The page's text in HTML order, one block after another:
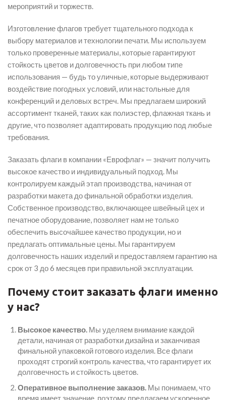
мероприятий и торжеств.
Изготовление флагов требует тщательного подхода к
выбору материалов и технологии печати. Мы используем
только проверенные материалы, которые гарантируют
стойкость цветов и долговечность при любом типе
использования — будь то уличные, которые выдерживают
воздействие погодных условий, или настольные для
конференций и деловых встреч. Мы предлагаем широкий
ассортимент тканей, таких как полиэстер, флажная ткань и
другие, что позволяет адаптировать продукцию под любые
требования.
Заказать флаги в компании «Еврофлаг» — значит получить
высокое качество и индивидуальный подход. Мы
контролируем каждый этап производства, начиная от
разработки макета до финальной обработки изделия.
Собственное производство, включающее швейный цех и
печатное оборудование, позволяет нам не только
обеспечить высочайшее качество продукции, но и
предлагать оптимальные цены. Мы гарантируем
долговечность наших изделий и предоставляем гарантию на
срок от 3 до 6 месяцев при правильной эксплуатации.
Почему стоит заказать флаги именно
у нас?
Высокое качество. Мы уделяем внимание каждой
детали, начиная от разработки дизайна и заканчивая
финальной упаковкой готового изделия. Все флаги
проходят строгий контроль качества, что гарантирует их
долговечность и стойкость цветов.
Оперативное выполнение заказов. Мы понимаем, что
время имеет значение, поэтому предлагаем ускоренное